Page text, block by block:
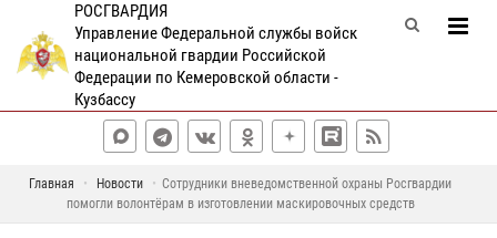
РОСГВАРДИЯ
Управление Федеральной службы войск
национальной гвардии Российской
Федерации по Кемеровской области -
Кузбассу
Главная Новости
Сотрудники вневедомственной охраны Росгвардии
помогли волонтёрам в изготовлении маскировочных средств